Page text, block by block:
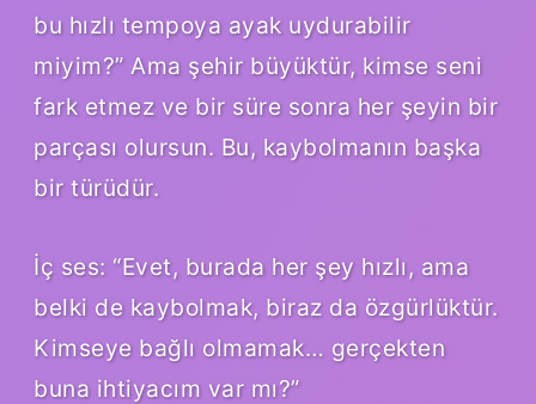
bu hızlı tempoya ayak uydurabilir
miyim?” Ama şehir büyüktür, kimse seni
fark etmez ve bir süre sonra her şeyin bir
parçası olursun. Bu, kaybolmanın başka
bir türüdür.
İç ses: “Evet, burada her şey hızlı, ama
belki de kaybolmak, biraz da özgürlüktür.
Kimseye bağlı olmamak… gerçekten
buna ihtiyacım var mı?”